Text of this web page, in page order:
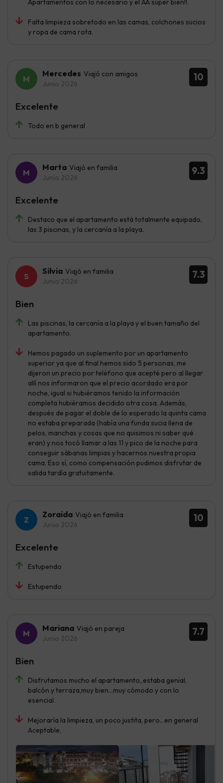
Apartamentos con lo necesario y el AA súper bien!!.
Falta limpieza sobretodo en las camas, colchones sucios
y ropa de cama rota.
10
Mercedes Viajó con amigos
Junio 2026
Todo en b general
Excelente
9.3
Marta Viajó en familia
Junio 2026
Destaco que el apartamento está totalmente equipado,
las 3 piscinas, y la cercanía a la playa.
Excelente
7.3
Silvia Viajó en familia
Junio 2026
Las piscinas, la cercanía a la playa y el buen tamaño del
apartamento.
Hemos pagado un suplemento por un apartamento
superior ya que al final hemos sido 5 personas, me
dijeron un precio por teléfono que acepté pero al llegar
allí nos informaron que el precio acordado era por
noche, igual si hubiéramos tenido la información
completa hubiéramos decidido otra cosa. Además,
después de pagar el doble de lo esperado la quinta cama
no estaba preparada (había una funda sucia llena de
pelos, manchas y cosas que no quisimos ni saber qué
eran) y nos tocó llamar a las 11 y pico de la noche para
conseguir sábanas limpias y hacernos nuestra propia
cama. Eso sí, como compensación pudimos disfrutar de
salida tardía gratuitamente.
Bien
10
Zoraida Viajó en familia
Junio 2026
Estupendo
Estupendo
Excelente
7.7
Mariana Viajó en pareja
Junio 2026
Disfrutamos mucho el apartamento,.estaba genial,
balcón y terraza,muy bien...muy cómodo y con lo
esencial.
Mejoraría la limpieza, un poco justita, pero...en general
Aceptable,
Bien